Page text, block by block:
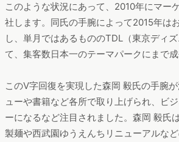
このような状況にあって、2010年にマー
社します。同氏の手腕によって2015年は
し、単月ではあるもののTDL（東京ディ
て、集客数日本一のテーマパークにまで成
このV字回復を実現した森岡 毅氏の手腕
ューや書籍など各所で取り上げられ、ビ
ーになるなど注目されました。森岡 毅氏
製麺や西武園ゆうえんちリニューアルな